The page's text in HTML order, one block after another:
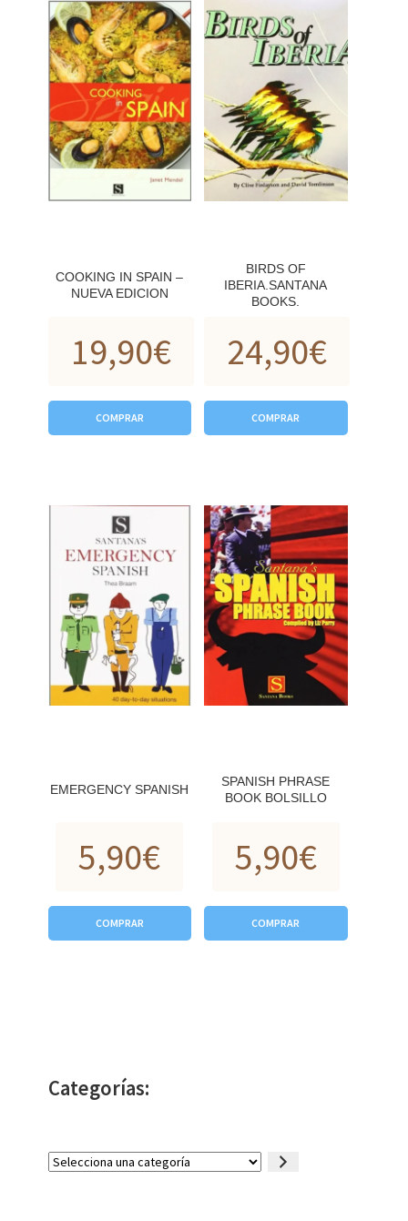
COOKING IN SPAIN –
NUEVA EDICION
19,90€
COMPRAR
BIRDS OF
IBERIA.SANTANA
BOOKS.
24,90€
COMPRAR
EMERGENCY SPANISH
5,90€
COMPRAR
SPANISH PHRASE
BOOK BOLSILLO
5,90€
COMPRAR
Categorías:
Selecciona